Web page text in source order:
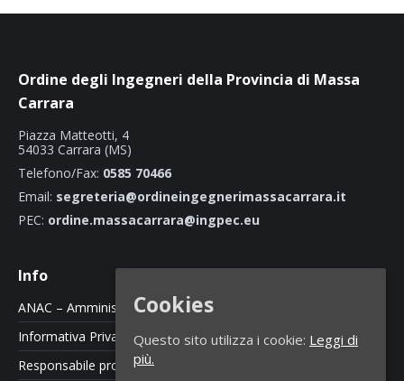
Ordine degli Ingegneri della Provincia di Massa
Carrara
Piazza Matteotti, 4
54033 Carrara (MS)
Telefono/Fax: 0585 70466
Email: segreteria@ordineingegnerimassacarrara.it
PEC: ordine.massacarrara@ingpec.eu
Info
ANAC – Amministrazione Trasparente
Informativa Privacy e Cookie Policy
Responsabile protezione dati
Cookies
Questo sito utilizza i cookie: Leggi di
più.